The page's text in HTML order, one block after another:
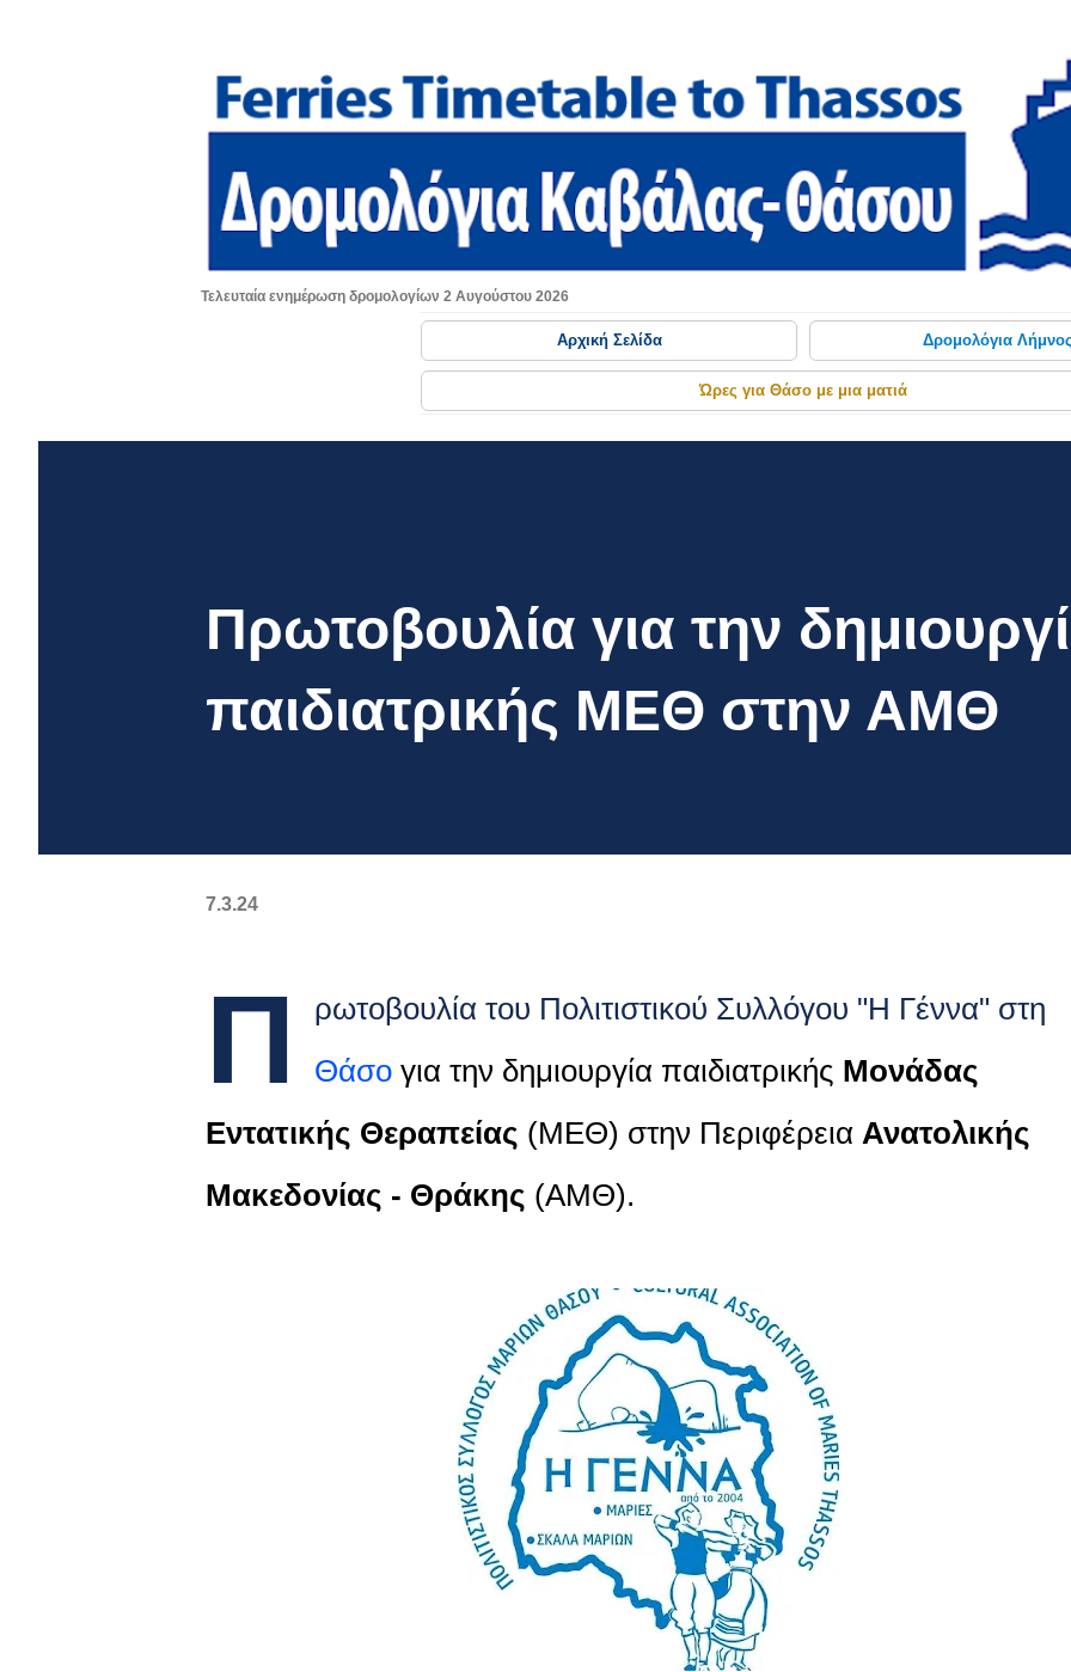
Τελευταία ενημέρωση δρομολογίων 2 Αυγούστου 2026
Αρχική Σελίδα Δρομολόγια Λήμνος
Ώρες για Θάσο με μια ματιά
Πρωτοβουλία για την
παιδιατρικής ΜΕΘ στην ΑΜΘ
7.3.24
Π
ρωτοβουλία του Πολιτιστικού Συλλόγου "Η Γέννα" στη
Θάσο για την δημιουργία παιδιατρικής Μονάδας
Εντατικής Θεραπείας (ΜΕΘ) στην Περιφέρεια Ανατολικής
Μακεδονίας - Θράκης (ΑΜΘ).